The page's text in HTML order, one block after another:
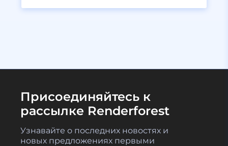
Присоединяйтесь к
рассылке Renderforest
Узнавайте о последних новостях и
новых предложениях первыми